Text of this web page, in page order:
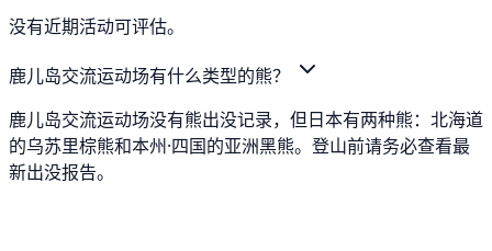
没有近期活动可评估。
鹿儿岛交流运动场有什么类型的熊？
鹿儿岛交流运动场没有熊出没记录，但日本有两种熊：北海道
的乌苏里棕熊和本州·四国的亚洲黑熊。登山前请务必查看最
新出没报告。